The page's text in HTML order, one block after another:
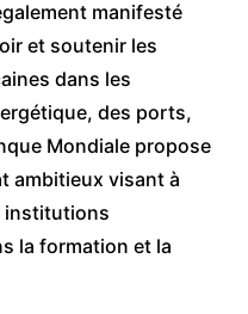
manifesté
et soutenir les
dans les
des ports,
Mondiale propose
ambitieux visant à
institutions
la formation et la